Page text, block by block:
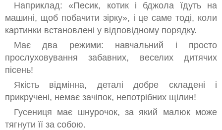
Наприклад: «Песик, котик і бджола їдуть на
машині, щоб побачити зірку», і це саме тоді, коли
картинки встановлені у відповідному порядку.
Має два режими: навчальний і просто
прослуховування забавних, веселих дитячих
пісень!
Якість відмінна, деталі добре складені і
прикручені, немає зачіпок, непотрібних щілин!
Гусениця має шнурочок, за який малюк може
тягнути її за собою.